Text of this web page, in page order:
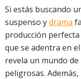
Si estás buscando
suspenso ydrama
producción
que se adentra en
revela un mundo
peligrosas. Además,